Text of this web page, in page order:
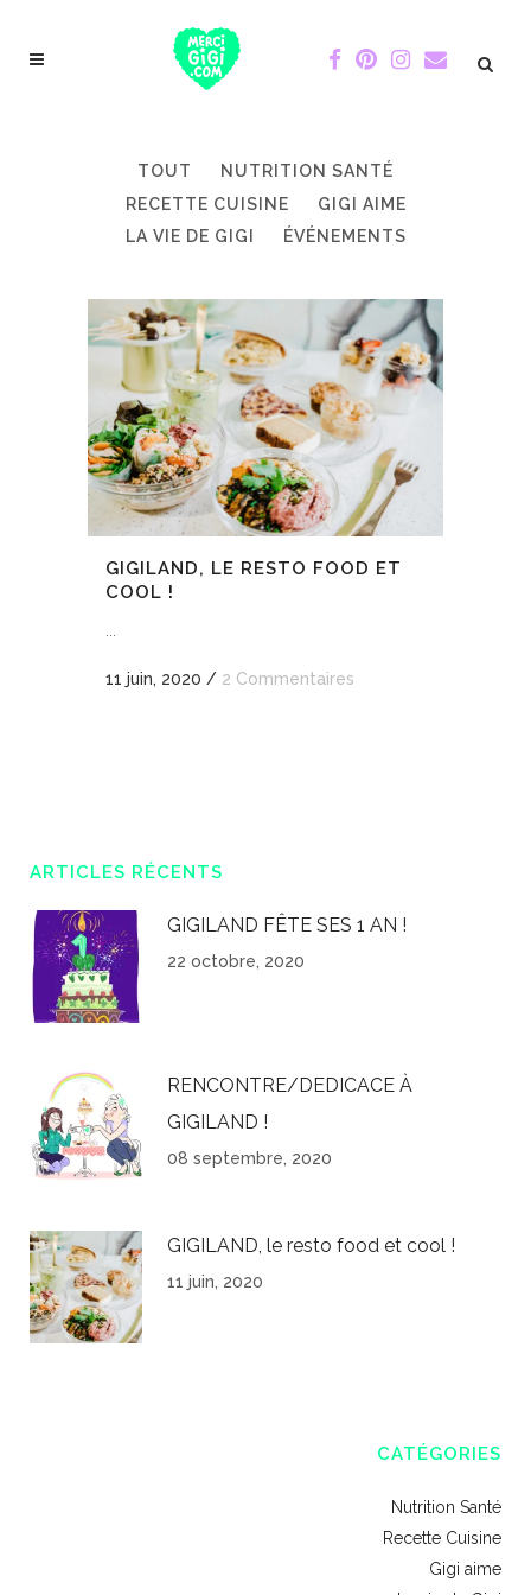
TOUT
NUTRITION SANTÉ
RECETTE CUISINE
GIGI AIME
LA VIE DE GIGI
ÉVÉNEMENTS
GIGILAND, LE RESTO FOOD ET
COOL !
11 juin, 2020 / 2 Commentaires
ARTICLES RÉCENTS
GIGILAND FÊTE SES 1 AN !
22 octobre, 2020
RENCONTRE/DEDICACE À
GIGILAND !
08 septembre, 2020
GIGILAND, le resto food et cool !
11 juin, 2020
CATÉGORIES
Nutrition Santé
Recette Cuisine
Gigi aime